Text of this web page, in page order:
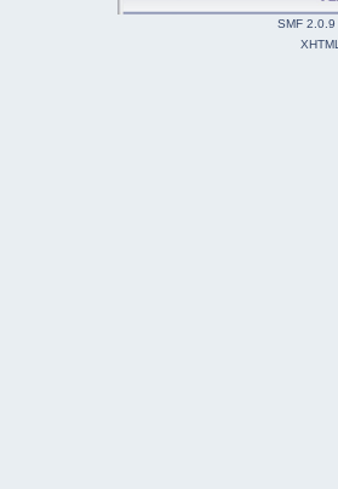
SMF 2.0.9